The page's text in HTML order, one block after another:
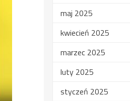
maj 2025
kwiecień 2025
marzec 2025
luty 2025
styczeń 2025